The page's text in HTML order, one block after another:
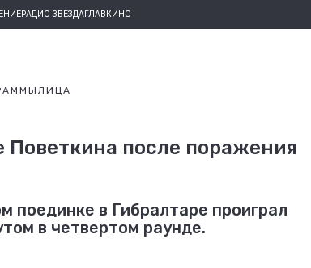
РАДИО ЗВЕЗДАГЛАВКИНО
ЛИЦА
после поражения
поединке в Гибралтаре проиграл
в четвертом раунде.